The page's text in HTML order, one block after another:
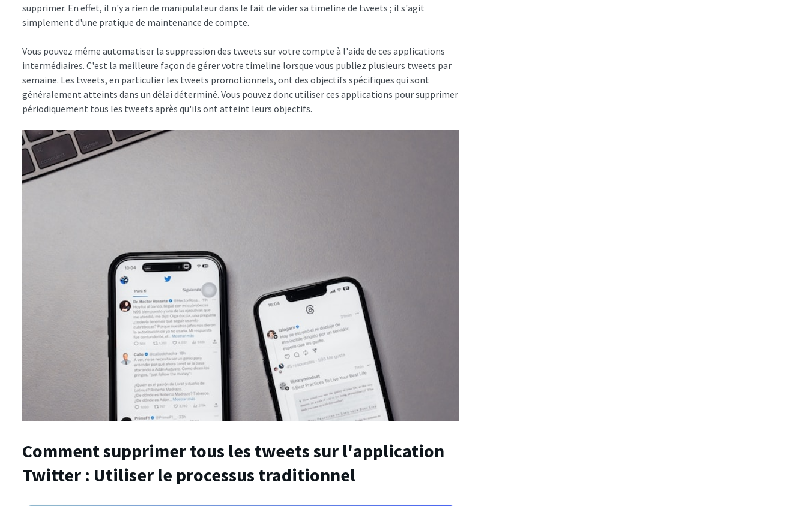
supprimer. En effet, il n'y a rien de manipulateur dans le fait de vider sa timeline de tweets ; il s'agit
simplement d'une pratique de maintenance de compte.
Vous pouvez même automatiser la suppression des tweets sur votre compte à l'aide de ces applications
intermédiaires. C'est la meilleure façon de gérer votre timeline lorsque vous publiez plusieurs tweets par
semaine. Les tweets, en particulier les tweets promotionnels, ont des objectifs spécifiques qui sont
généralement atteints dans un délai déterminé. Vous pouvez donc utiliser ces applications pour supprimer
périodiquement tous les tweets après qu'ils ont atteint leurs objectifs.
Comment supprimer tous les tweets sur l'application
Twitter : Utiliser le processus traditionnel